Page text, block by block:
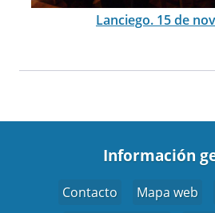
Lanciego. 15 de
Información
Contacto Mapa web